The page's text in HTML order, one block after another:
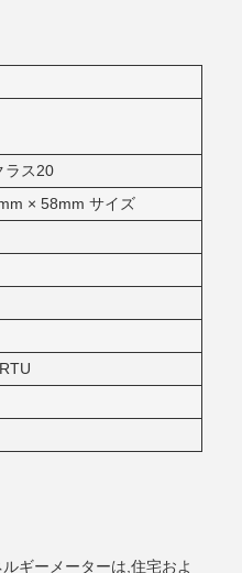
ラス20
× 58mm サイズ
ギーメーターは,住宅およ